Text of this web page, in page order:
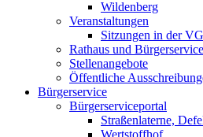
Wildenberg
Veranstaltungen
Sitzungen in der VG
Rathaus und
Stellenangebote
Öffentliche
Bürgerservice
Bürgerserviceportal
Straßenlaterne,
Wertstoffhof